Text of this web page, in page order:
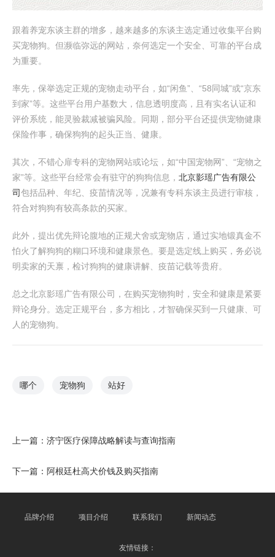
跟着养宠东谈主群的增多，越来越多的东谈主选定通过收集平台购
买宠物狗。但濒临弥远的网站，奈何选定一个安全、可靠的平台成
为重要。
率先，保举选定正规的宠物走动平台，如“闲鱼”、“58同城”或“京东
到家”等。这些平台用户基数大，信息透明度高，且有实名认证和
评价系统，能灵验裁减被骗风险。同期，部分平台还提供宠物健康
保险作事，确保狗狗的起头正当、健康。
其次，不错心扉专科的宠物网站或论坛，如“中国宠物网”、“宠物之
家”等。这些平台经常会有驻守的狗狗信息， 北京影瑶广告有限公
司包括品种、年纪、疫苗情况等，况兼有专科东谈主员进行审核，
符合对狗狗有较高条款的买家。
此外，提出优先辩论腹地的正规犬舍或宠物店，通过实地锻真金不
怕火了解狗狗的糊口环境和健康景色。要是选定线上购买，务必说
明卖家的天禀，检讨狗狗的健康讲解、疫苗记载等贵府。
总之北京影瑶广告有限公司，在购买宠物狗时，安全和健康是紧要
辩论身分。选定正规平台，多方相比，才智确保买到一只健康、可
人的宠物狗。
哪个 宠物狗 站好
上一篇： 济宁医疗保障战略解读与查询指南
下一篇： 阿根廷杜高犬价钱及购买指南
品牌介绍 项目介绍 联系我们 新闻动态
友情链接：